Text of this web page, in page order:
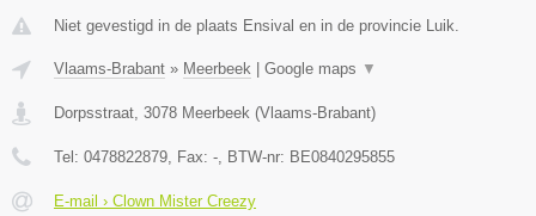
Niet gevestigd in de plaats Ensival en in de provincie Luik.
Vlaams-Brabant » Meerbeek Google maps ▼
Dorpsstraat, 3078 Meerbeek (Vlaams-Brabant)
Tel: 0478822879, Fax: -, BTW-nr: BE0840295855
E-mail › Clown Mister Creezy